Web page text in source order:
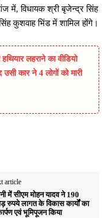
में, विधायक श्री बृजेन्द्र सिंह
कुशवाह भिंड में शामिल होंगे।
लहराने का वीडियो
कार ने 4 लोगों को मारी
article
में सीएम मोहन यादव ने 190
रुपये लागत के विकास कार्यों का
एवं भूमिपूजन किया